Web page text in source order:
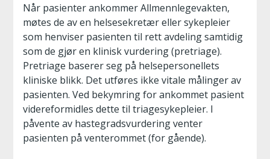
Når pasienter ankommer Allmennlegevakten,
møtes de av en helsesekretær eller sykepleier
som henviser pasienten til rett avdeling samtidig
som de gjør en klinisk vurdering (pretriage).
Pretriage baserer seg på helsepersonellets
kliniske blikk. Det utføres ikke vitale målinger av
pasienten. Ved bekymring for ankommet pasient
videreformidles dette til triagesykepleier. I
påvente av hastegradsvurdering venter
pasienten på venterommet (for gående).